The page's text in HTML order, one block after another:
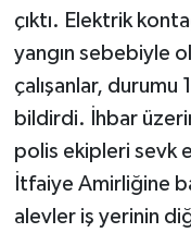
çıktı. Elektrik
yangın sebebiyle
çalışanlar, durumu
bildirdi. İhbar
polis ekipleri sevk
İtfaiye Amirliğine
alevler iş yerinin